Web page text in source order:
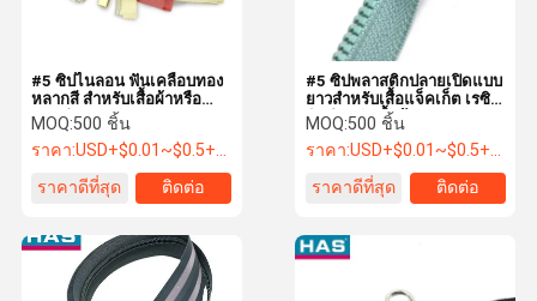
#5 ซิปไนลอน ฟันเคลือบทอง
หลากสี สำหรับเสื้อผ้าหรือ
กระเป๋า
MOQ:500 ชิ้น
ราคา:USD+$0.01~$0.5+PC
ราคาดีที่สุด
ติดต่อ
#5 ซิปพลาสติกปลายเปิดแบบ
ยาวสำหรับเสื้อแจ็คเก็ต เรซิน
ซิปสำหรับเสื้อผ้า
MOQ:500 ชิ้น
ราคา:USD+$0.01~$0.5+PC
ราคาดีที่สุด
ติดต่อ